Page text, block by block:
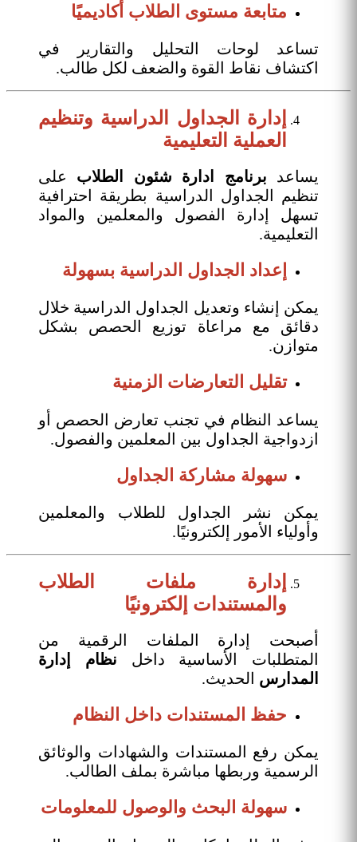
متابعة مستوى الطلاب أكاديميًا
تساعد لوحات التحليل والتقارير في
اكتشاف نقاط القوة والضعف لكل طالب.
إدارة الجداول الدراسية وتنظيم
العملية التعليمية
يساعد برنامج ادارة شئون الطلاب على
تنظيم الجداول الدراسية بطريقة احترافية
تسهل إدارة الفصول والمعلمين والمواد
التعليمية.
إعداد الجداول الدراسية بسهولة
يمكن إنشاء وتعديل الجداول الدراسية خلال
دقائق مع مراعاة توزيع الحصص بشكل
متوازن.
تقليل التعارضات الزمنية
يساعد النظام في تجنب تعارض الحصص أو
ازدواجية الجداول بين المعلمين والفصول.
سهولة مشاركة الجداول
يمكن نشر الجداول للطلاب والمعلمين
وأولياء الأمور إلكترونيًا.
إدارة ملفات الطلاب
والمستندات إلكترونيًا
أصبحت إدارة الملفات الرقمية من
المتطلبات الأساسية داخل نظام إدارة
المدارس الحديث.
حفظ المستندات داخل النظام
يمكن رفع المستندات والشهادات والوثائق
الرسمية وربطها مباشرة بملف الطالب.
سهولة البحث والوصول للمعلومات